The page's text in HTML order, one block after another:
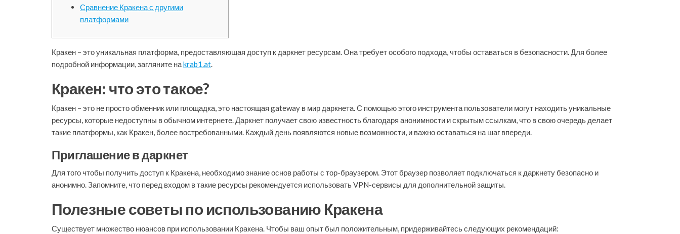
Сравнение Кракена с другими
платформами
Кракен – это уникальная платформа, предоставляющая доступ к даркнет ресурсам. Она требует особого подхода, чтобы оставаться в безопасности. Для более
подробной информации, загляните наkrab1.at.
Кракен: что это такое?
Кракен – это не просто обменник или площадка, это настоящая gateway в мир даркнета. С помощью этого инструмента пользователи могут находить уникальные
ресурсы, которые недоступны в обычном интернете. Даркнет получает свою известность благодаря анонимности и скрытым ссылкам, что в свою очередь делает
такие платформы, как Кракен, более востребованными. Каждый день появляются новые возможности, и важно оставаться на шаг впереди.
Приглашение в даркнет
Для того чтобы получить доступ к Кракена, необходимо знание основ работы с тор-браузером. Этот браузер позволяет подключаться к даркнету безопасно и
анонимно. Запомните, что перед входом в такие ресурсы рекомендуется использовать VPN-сервисы для дополнительной защиты.
Полезные советы по использованию Кракена
Существует множество нюансов при использовании Кракена. Чтобы ваш опыт был положительным, придерживайтесь следующих рекомендаций: